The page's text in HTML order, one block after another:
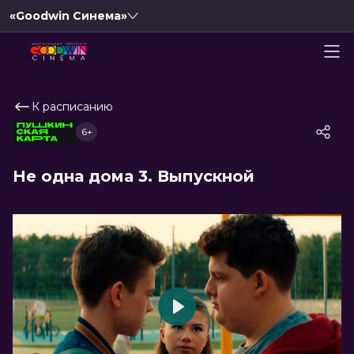
«Goodwin Синема»
К расписанию
Не одна дома 3. Выпускной
6+
Play